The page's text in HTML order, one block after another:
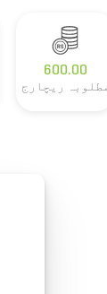
600.00
مطلوبہ ریچارج